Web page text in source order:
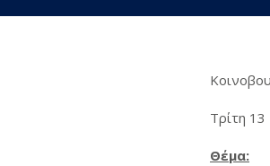
Τρίτη
Θέμα: